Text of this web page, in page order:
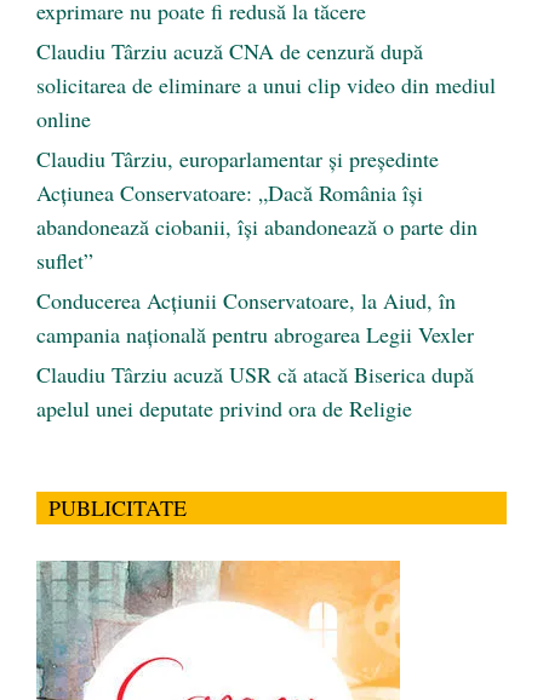
exprimare nu poate fi redusă la tăcere
Claudiu Târziu acuză CNA de cenzură după
solicitarea de eliminare a unui clip video din mediul
online
Claudiu Târziu, europarlamentar și președinte
Acțiunea Conservatoare: „Dacă România își
abandonează ciobanii, își abandonează o parte din
suflet”
Conducerea Acțiunii Conservatoare, la Aiud, în
campania națională pentru abrogarea Legii Vexler
Claudiu Târziu acuză USR că atacă Biserica după
apelul unei deputate privind ora de Religie
PUBLICITATE